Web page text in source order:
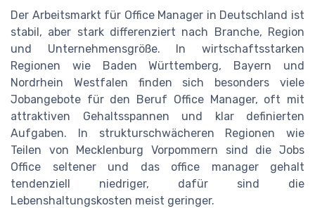
Der Arbeitsmarkt für Office Manager in Deutschland ist
stabil, aber stark differenziert nach Branche, Region
und Unternehmensgröße. In wirtschaftsstarken
Regionen wie Baden Württemberg, Bayern und
Nordrhein Westfalen finden sich besonders viele
Jobangebote für den Beruf Office Manager, oft mit
attraktiven Gehaltsspannen und klar definierten
Aufgaben. In strukturschwächeren Regionen wie
Teilen von Mecklenburg Vorpommern sind die Jobs
Office seltener und das office manager gehalt
tendenziell niedriger, dafür sind die
Lebenshaltungskosten meist geringer.